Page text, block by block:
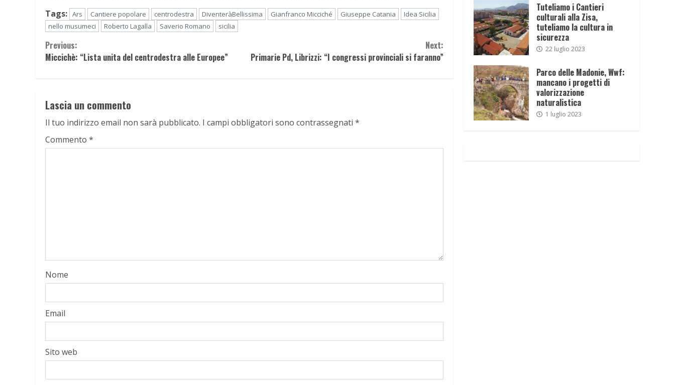
Tags: Ars Cantiere popolare centrodestra DiventeràBellissima Gianfranco Micciché Giuseppe Catania
Idea Sicilia
nello musumeci
Roberto Lagalla Saverio Romano sicilia
Continue
Reading
Previous:
Miccichè: “Lista unita del centrodestra alle Europee”
Next:
Primarie Pd, Librizzi: “I congressi provinciali si faranno”
Lascia un commento
Il tuo indirizzo email non sarà pubblicato. I campi obbligatori sono contrassegnati *
Commento *
Nome
Email
Sito web
Tuteliamo i Cantieri
culturali alla Zisa,
tuteliamo la cultura in
sicurezza
22 luglio 2023
Parco delle Madonie, Wwf:
mancano i progetti di
valorizzazione
naturalistica
1 luglio 2023